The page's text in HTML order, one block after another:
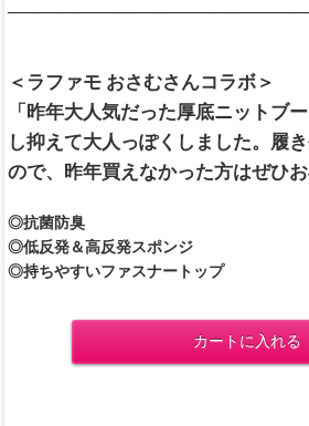
＜ラファモ おさむさんコラボ＞
「昨年大人気だった厚底ニットブ
し抑えて大人っぽくしました。履
ので、昨年買えなかった方はぜひお
◎抗菌防臭
◎低反発＆高反発スポンジ
◎持ちやすいファスナートップ
カートに入れる